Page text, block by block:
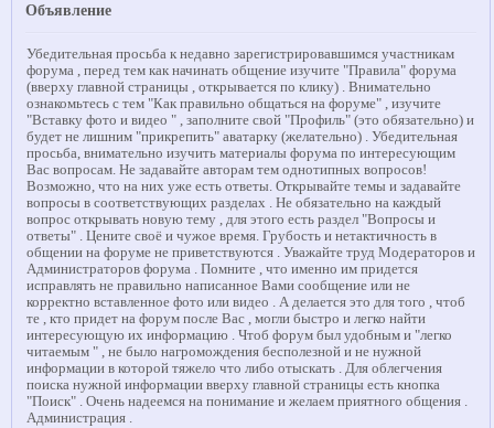
Объявление
Убедительная просьба к недавно зарегистрировавшимся участникам
форума , перед тем как начинать общение изучите "Правила" форума
(вверху главной страницы , открывается по клику) . Внимательно
ознакомьтесь с тем "Как правильно общаться на форуме" , изучите
"Вставку фото и видео " , заполните свой "Профиль" (это обязательно) и
будет не лишним "прикрепить" аватарку (желательно) . Убедительная
просьба, внимательно изучить материалы форума по интересующим
Вас вопросам. Не задавайте авторам тем однотипных вопросов!
Возможно, что на них уже есть ответы. Открывайте темы и задавайте
вопросы в соответствующих разделах . Не обязательно на каждый
вопрос открывать новую тему , для этого есть раздел "Вопросы и
ответы" . Цените своё и чужое время. Грубость и нетактичность в
общении на форуме не приветствуются . Уважайте труд Модераторов и
Администраторов форума . Помните , что именно им придется
исправлять не правильно написанное Вами сообщение или не
корректно вставленное фото или видео . А делается это для того , чтоб
те , кто придет на форум после Вас , могли быстро и легко найти
интересующую их информацию . Чтоб форум был удобным и "легко
читаемым " , не было нагромождения бесполезной и не нужной
информации в которой тяжело что либо отыскать . Для облегчения
поиска нужной информации вверху главной страницы есть кнопка
"Поиск" . Очень надеемся на понимание и желаем приятного общения .
Администрация .